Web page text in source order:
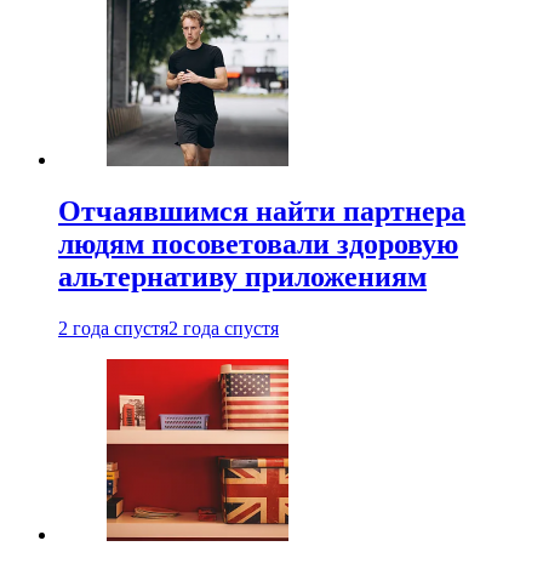
Отчаявшимся найти партнера
людям посоветовали здоровую
альтернативу приложениям
2 года спустя2 года спустя